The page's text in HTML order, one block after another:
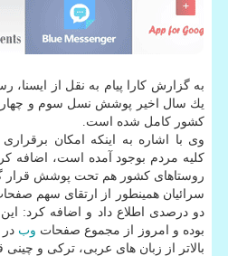
به گزارش كارا پیام به نقل از ایسنا،
یك سال اخیر پوشش نسل سوم و
كشور كامل شده است.
وی با اشاره به اینكه امكان
كلیه مردم بوجود آمده است، اضافه
روستاهای كشور هم تحت پوشش قرار
سرائیان همینطور از ارتقای سهم
بوده و امروز از مجموع صفحات وب
بالاتر از زبان های عربی، تركی و